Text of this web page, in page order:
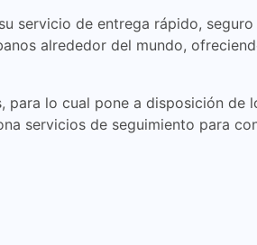
servicio de entrega rápido,
alrededor del mundo,
para lo cual pone a disposición
servicios de seguimiento para